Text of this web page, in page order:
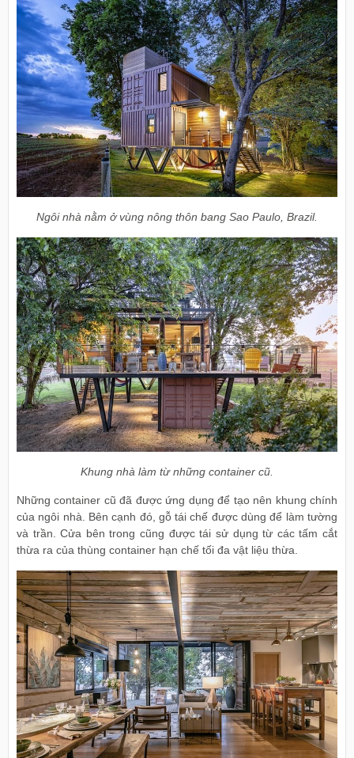
Ngôi nhà nằm ở vùng nông thôn bang Sao Paulo, Brazil.
Khung nhà làm từ những container cũ.
Những container cũ đã được ứng dụng để tạo nên khung chính
của ngôi nhà. Bên cạnh đó, gỗ tái chế được dùng để làm tường
và trần. Cửa bên trong cũng được tái sử dụng từ các tấm cắt
thừa ra của thùng container hạn chế tối đa vật liệu thừa.